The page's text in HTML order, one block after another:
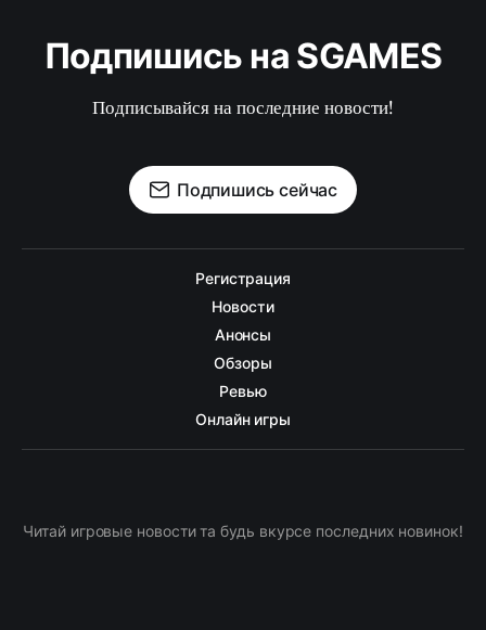
Подпишись на SGAMES
Подписывайся на последние новости!
Подпишись сейчас
Регистрация
Новости
Анонсы
Обзоры
Ревью
Онлайн игры
Читай игровые новости та будь вкурсе последних новинок!